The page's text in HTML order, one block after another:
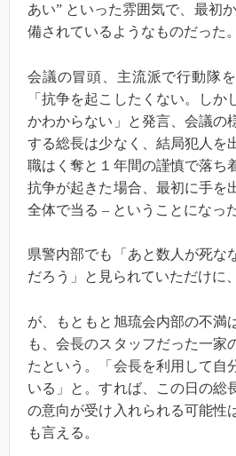
あい” といった雰囲気で、最初
備されているようなものだった。
会議の冒頭、主流派で行動隊
「抗争を起こしたくない。しか
かわからない」と発言、会議の
する総長は少なく、結局犯人を
職はく奪と１年間の謹慎で落ち
抗争が起きた場合、最初に手を
全体で当る – ということになっ
県警内部でも「あと数人が死な
だろう」と見られていただけに
が、もともと旭琉会内部の不満
も、会長のスタッフだった一家
たという。「会長を利用して自
いる」と。すれば、この日の総
の意向が受け入れられる可能性
も言える。